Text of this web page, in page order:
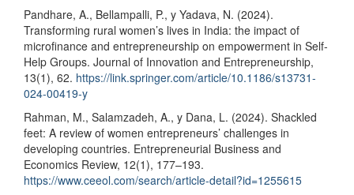
Pandhare, A., Bellampalli, P., y Yadava, N. (2024).
Transforming rural women’s lives in India: the impact of
microfinance and entrepreneurship on empowerment in Self-
Help Groups. Journal of Innovation and Entrepreneurship,
13(1), 62. https://link.springer.com/article/10.1186/s13731-
024-00419-y
Rahman, M., Salamzadeh, A., y Dana, L. (2024). Shackled
feet: A review of women entrepreneurs’ challenges in
developing countries. Entrepreneurial Business and
Economics Review, 12(1), 177–193.
https://www.ceeol.com/search/article-detail?id=1255615